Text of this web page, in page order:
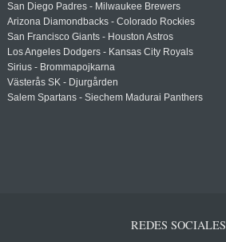
San Diego Padres - Milwaukee Brewers
Arizona Diamondbacks - Colorado Rockies
San Francisco Giants - Houston Astros
Los Angeles Dodgers - Kansas City Royals
Sirius - Brommapojkarna
Västerås SK - Djurgården
Salem Spartans - Siechem Madurai Panthers
REDES SOCIALES